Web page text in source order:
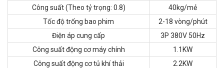
Công suất (Theo tỷ trọng: 0.8)
40kg/mẻ
Tốc độ trống bao phim
2-18 vòng/phút
Điện áp cung cấp
3P 380V 50Hz
Công suất động cơ máy chính
1.1KW
Công suất động cơ tủ khí thải
2.2KW